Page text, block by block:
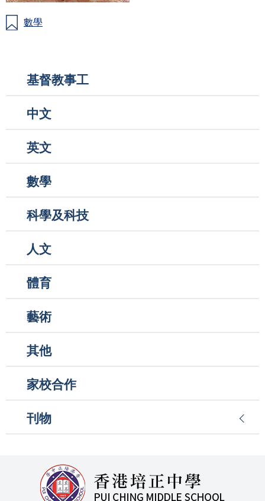
數學
Main
navigation
基督教事工
中文
英文
數學
科學及科技
人文
體育
藝術
其他
家校合作
刊物